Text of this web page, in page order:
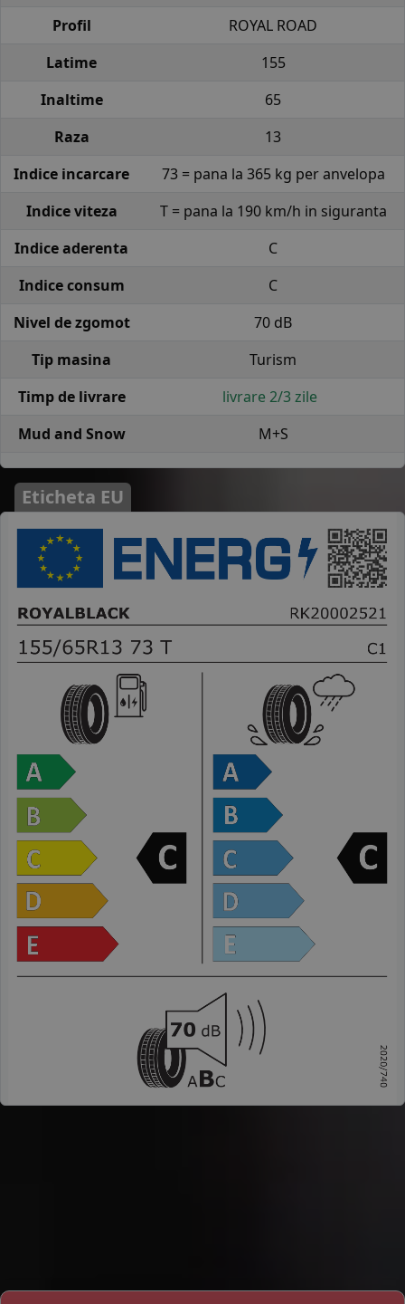
Profil
ROYAL ROAD
Latime
155
Inaltime
65
Raza
13
Indice incarcare
73 = pana la 365 kg per anvelopa
Indice viteza
T = pana la 190 km/h in siguranta
Indice aderenta
C
Indice consum
C
Nivel de zgomot
70 dB
Tip masina
Turism
Timp de livrare
livrare 2/3 zile
Mud and Snow
M+S
Eticheta EU